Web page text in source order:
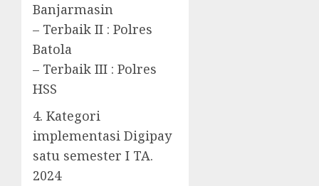
Banjarmasin
– Terbaik II : Polres
Batola
– Terbaik III : Polres
HSS
4. Kategori
implementasi Digipay
satu semester I TA.
2024